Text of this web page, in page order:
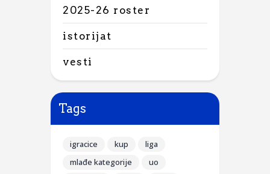
2025-26 roster
istorijat
vesti
Tags
igracice kup
liga
mlađe kategorije
uo